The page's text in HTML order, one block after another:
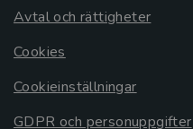
Avtal och rättigheter
Cookies
Cookieinställningar
GDPR och personuppgifter